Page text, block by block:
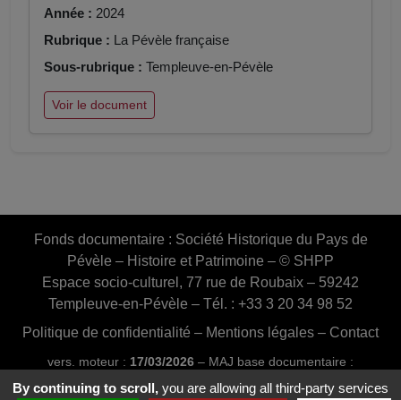
Année : 2024
Rubrique : La Pévèle française
Sous-rubrique : Templeuve-en-Pévèle
Voir le document
Fonds documentaire : Société Historique du Pays de
Pévèle – Histoire et Patrimoine – © SHPP
Espace socio-culturel, 77 rue de Roubaix – 59242
Templeuve-en-Pévèle – Tél. : +33 3 20 34 98 52
Politique de confidentialité – Mentions légales – Contact
vers. moteur : 17/03/2026 – MAJ base documentaire :
03/07/2026 16:46:24
By continuing to scroll, you are allowing all third-party services